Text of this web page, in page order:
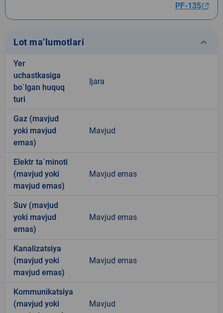
PF-135
Lot ma’lumotlari keyboard_arrow_down
Yer
uchastkasiga
bo`lgan huquq
turi
Ijara
Gaz (mavjud
yoki mavjud
emas)
Mavjud
Elektr ta`minoti
(mavjud yoki
mavjud emas)
Mavjud emas
Suv (mavjud
yoki mavjud
emas)
Mavjud emas
Kanalizatsiya
(mavjud yoki
mavjud emas)
Mavjud emas
Kommunikatsiya
(mavjud yoki
Mavjud